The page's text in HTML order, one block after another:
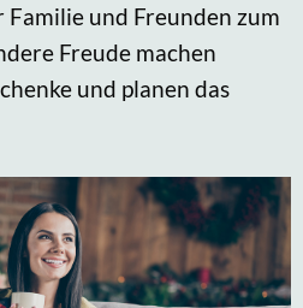
und Freunden zum
Freude machen
und planen das